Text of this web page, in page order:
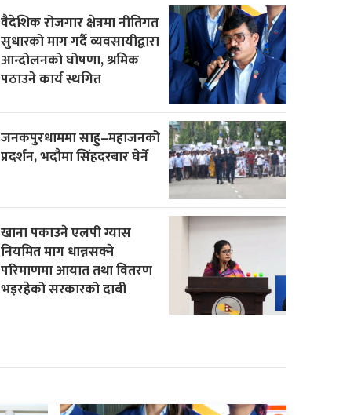
वैदेशिक रोजगार क्षेत्रमा नीतिगत
सुधारको माग गर्दै व्यवसायीद्वारा
आन्दोलनको घोषणा, श्रमिक
पठाउने कार्य स्थगित
जनकपुरधाममा साहु–महाजनको
प्रदर्शन, भदौमा सिंहदरबार घेर्ने
खाना पकाउने एलपी ग्यास
नियमित माग धान्नसक्ने
परिमाणमा आयात तथा वितरण
भइरहेको सरकारको दाबी